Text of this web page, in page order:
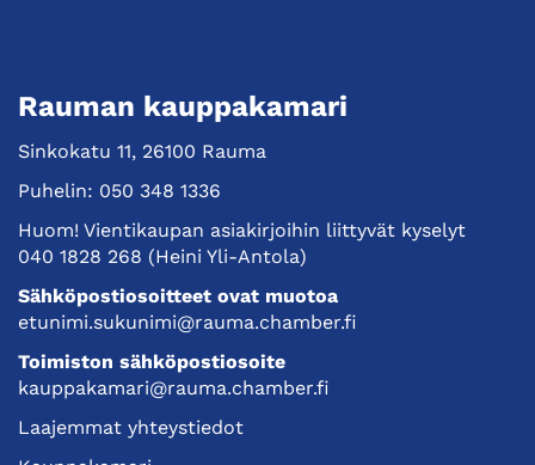
Rauman kauppakamari
Sinkokatu 11, 26100 Rauma
Puhelin: 050 348 1336
Huom! Vientikaupan asiakirjoihin liittyvät kyselyt
040 1828 268 (Heini Yli-Antola)
Sähköpostiosoitteet ovat muotoa
etunimi.sukunimi@rauma.chamber.fi
Toimiston sähköpostiosoite
kauppakamari@rauma.chamber.fi
Laajemmat yhteystiedot